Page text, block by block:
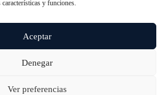
características y funciones.
Aceptar
Denegar
Ver preferencias
RIGHTS RESERVED
PASTRANA ARANGO